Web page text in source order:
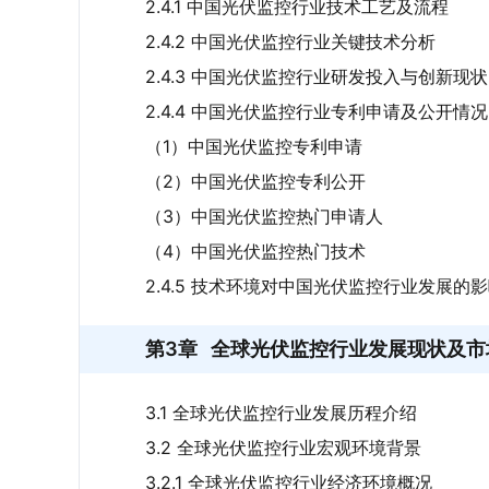
2.4.1 中国光伏监控行业技术工艺及流程
2.4.2 中国光伏监控行业关键技术分析
2.4.3 中国光伏监控行业研发投入与创新现状
2.4.4 中国光伏监控行业专利申请及公开情况
（1）中国光伏监控专利申请
（2）中国光伏监控专利公开
（3）中国光伏监控热门申请人
（4）中国光伏监控热门技术
2.4.5 技术环境对中国光伏监控行业发展的
第3章 全球光伏监控行业发展现状及
3.1 全球光伏监控行业发展历程介绍
3.2 全球光伏监控行业宏观环境背景
3.2.1 全球光伏监控行业经济环境概况